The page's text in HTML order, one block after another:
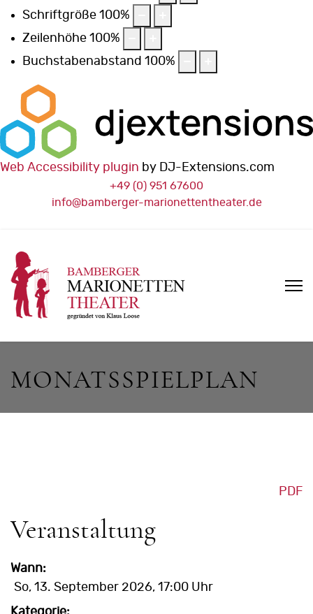
Schriftgröße 100%
Zeilenhöhe 100%
Buchstabenabstand 100%
Web Accessibility plugin by DJ-Extensions.com
+49 (0) 951 67600
info@bamberger-marionettentheater.de
MONATSSPIELPLAN
PDF
Veranstaltung
Wann:
So, 13. September 2026, 17:00 Uhr